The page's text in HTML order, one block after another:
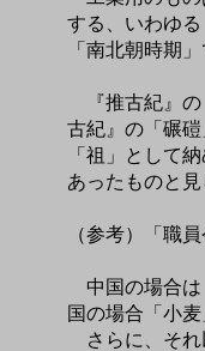
する、いわゆ
「南北朝時期
『推古紀』の
古紀』の「碾
「祖」として
あったものと見
（参考）「職
中国の場合は
国の場合「小
さらに、それ